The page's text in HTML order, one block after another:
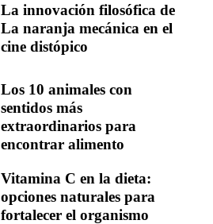
La innovación filosófica de
La naranja mecánica en el
cine distópico
Los 10 animales con
sentidos más
extraordinarios para
encontrar alimento
Vitamina C en la dieta:
opciones naturales para
fortalecer el organismo